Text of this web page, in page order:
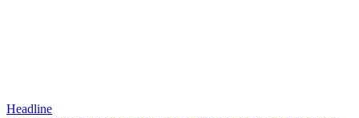
Headline